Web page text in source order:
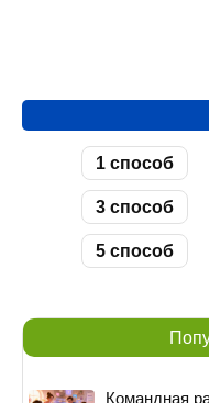
1 способ
3 способ
5 способ
Командная